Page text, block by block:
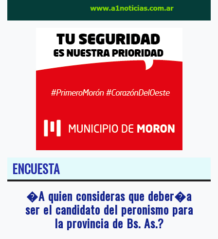
ENCUESTA
�A quien consideras que deber�a
ser el candidato del peronismo para
la provincia de Bs. As.?